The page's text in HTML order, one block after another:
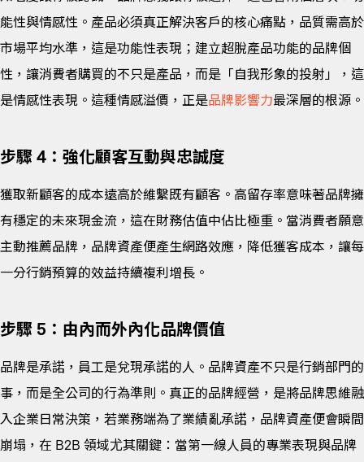
能性與情感性。產品必須真正解決客戶的核心痛點，品質需高於
市場平均水準，這是功能性表現；建立超脫產品功能的品牌個
性，讓消費者購買的不只是產品，而是「自我形象的投射」，這
是情感性表現。這種情感溢價，正是品牌影響力最深層的根源。
步驟 4：強化顧客互動與忠誠度
獲取新顧客的成本遠高於維繫既有顧客。高留存率意味著品牌擁
有穩定的未來現金流，這在財務估值中佔比極重。當消費者願意
主動推薦品牌，品牌資產便產生網路效應，降低獲客成本，讓每
一分行銷預算的效益持續複利增長。
步驟 5：由內而外內化品牌價值
品牌是承諾，員工是兌現承諾的人。品牌資產不只是行銷部門的
事，而是全公司的行為準則。真正的品牌經營，是將品牌思維融
入企業日常決策，若業務端為了業績亂承諾，品牌資產便會瞬間
崩塌，在 B2B 領域尤其關鍵：當第一線人員的專業表現與品牌